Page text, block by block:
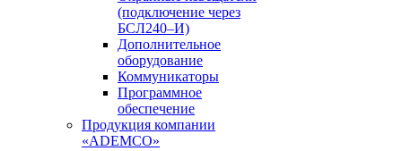
(подключение через
БСЛ240–И)
Дополнительное
оборудование
Коммуникаторы
Программное
обеспечение
Продукция компании
«ADEMCO»